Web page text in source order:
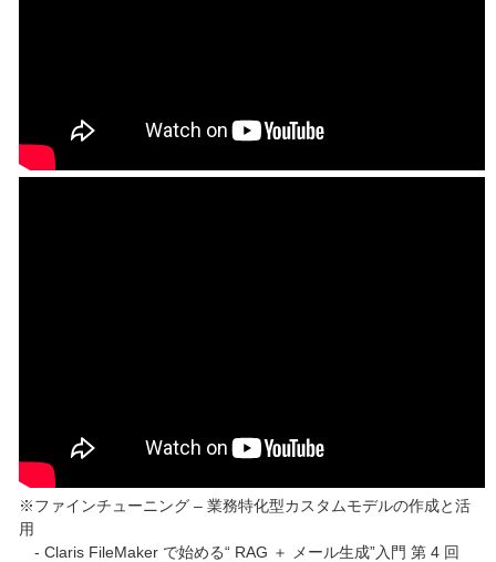
※ファインチューニング – 業務特化型カスタムモデルの作成と活
用
- Claris FileMaker で始める“ RAG ＋ メール生成”入門 第 4 回